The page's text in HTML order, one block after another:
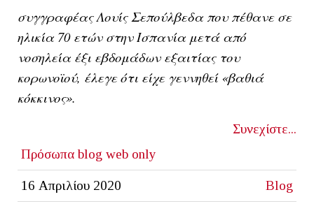
συγγραφέας Λουίς Σεπούλβεδα που πέθανε σε
ηλικία 70 ετών στην Ισπανία μετά από
νοσηλεία έξι εβδομάδων εξαιτίας του
κορωνοϊού, έλεγε ότι είχε γεννηθεί «βαθιά
κόκκινος».
Συνεχίστε...
Πρόσωπα blog web only
16 Απριλίου 2020 Blog